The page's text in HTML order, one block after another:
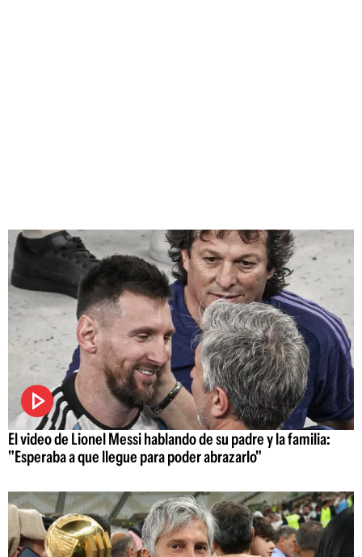
El video de Lionel Messi hablando de su padre y la familia:
"Esperaba a que llegue para poder abrazarlo"